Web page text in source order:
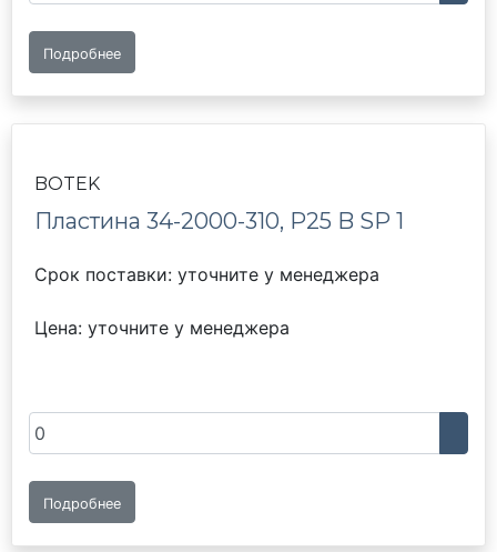
Подробнее
BOTEK
Пластина 34-2000-310, P25 B SP 1
Срок поставки: уточните у менеджера
Цена: уточните у менеджера
Подробнее